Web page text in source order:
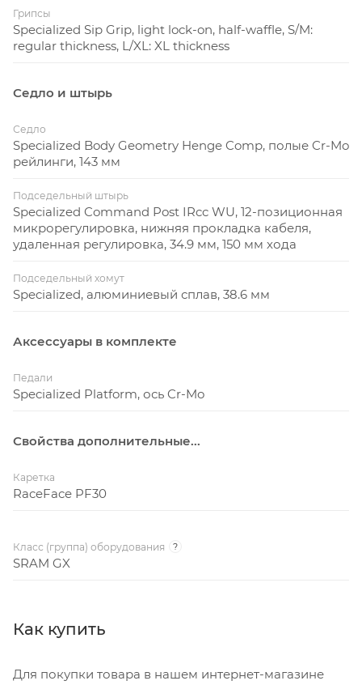
Грипсы
Specialized Sip Grip, light lock-on, half-waffle, S/M:
regular thickness, L/XL: XL thickness
Седло и штырь
Седло
Specialized Body Geometry Henge Comp, полые Cr-Mo
рейлинги, 143 мм
Подседельный штырь
Specialized Command Post IRcc WU, 12-позиционная
микрорегулировка, нижняя прокладка кабеля,
удаленная регулировка, 34.9 мм, 150 мм хода
Подседельный хомут
Specialized, алюминиевый сплав, 38.6 мм
Аксессуары в комплекте
Педали
Specialized Platform, ось Cr-Mo
Свойства дополнительные...
Каретка
RaceFace PF30
Класс (группа) оборудования ?
SRAM GX
Как купить
Для покупки товара в нашем интернет-магазине